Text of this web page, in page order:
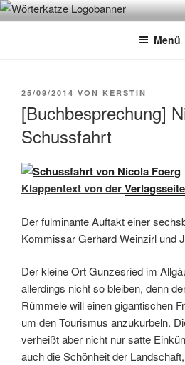
Zum
InhaltWÖRTERKATZE
Von Büchern erzählen
Menü
VERÖFFENTLICHT
25/09/2014 VON KERSTIN
[Buchbesprechung]
Schussfahrt
Klappentext von derVerlagsseite
Der fulminante Auftakt einer
Kommissar Gerhard Weinzirl und
Der kleine Ort Gunzesried im
allerdings nicht so bleiben, denn
Rümmele will einen gigantischen
um den Tourismus anzukurbeln.
verheißt aber nicht nur satte
auch die Schönheit der